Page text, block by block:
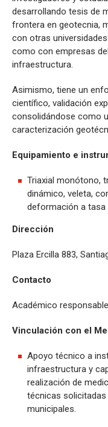
desarrollando tesis de
frontera en geotecnia,
con otras
como con empresas
infraestructura.
Asimismo, tiene un
científico, validación
consolidándose como
caracterización
Equipamiento e
Triaxial monótono,
dinámico, veleta,
deformación a tasa
Dirección
Plaza Ercilla 883,
Contacto
Académico
Vinculación con el
Apoyo técnico a
infraestructura y
realización de
técnicas
municipales.